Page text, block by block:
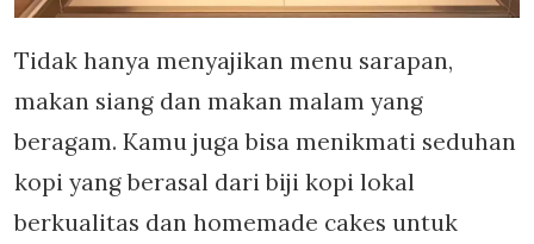
Tidak hanya menyajikan menu sarapan,
makan siang dan makan malam yang
beragam. Kamu juga bisa menikmati seduhan
kopi yang berasal dari biji kopi lokal
berkualitas dan homemade cakes untuk